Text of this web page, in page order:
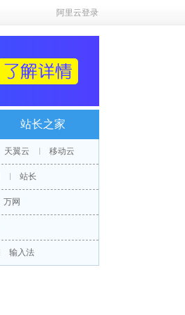
阿里云登录
站长之家
天翼云 移动云
站长
万网
输入法